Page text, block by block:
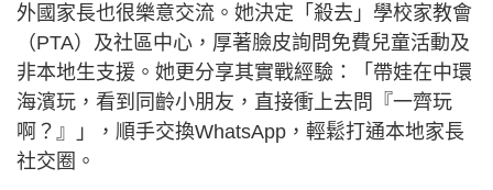
外國家長也很樂意交流。她決定「殺去」學校家教會
（PTA）及社區中心，厚著臉皮詢問免費兒童活動及
非本地生支援。她更分享其實戰經驗：「帶娃在中環
海濱玩，看到同齡小朋友，直接衝上去問『一齊玩
啊？』」，順手交換WhatsApp，輕鬆打通本地家長
社交圈。